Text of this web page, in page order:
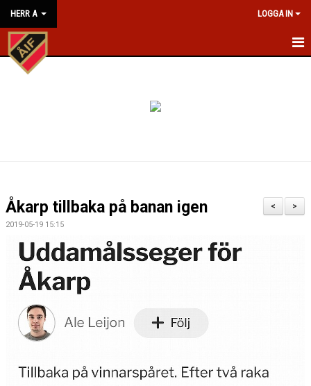
HERR A LOGGA IN
HEM
BILDGALLERI
KONTAKT
>
<
Åkarp tillbaka på banan igen
2019-05-19 15:15